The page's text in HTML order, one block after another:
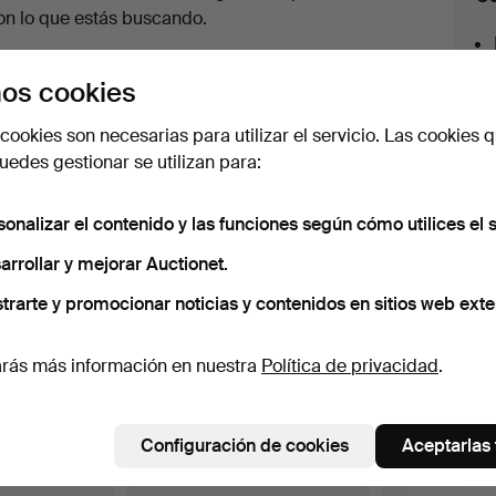
lo que estás buscando.
tan pronto como dispongamos del lote.
archivo que coinciden con tu
cookies
son necesarias para utilizar el servicio. Las cookies
gestionar se utilizan para:
el contenido y las funciones según cómo utilices el
y mejorar Auctionet.
y promocionar noticias y contenidos en sitios web
más información en nuestra Política de privacidad.
Configuración de cookies Aceptarlas